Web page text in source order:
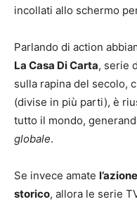
incollati allo schermo
Parlando di action
La Casa Di Carta, serie
sulla rapina del secolo,
(divise in più parti), è
tutto il mondo,
globale.
Se invece amate l’azione
storico, allora le serie